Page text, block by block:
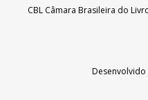
CBL Câmara Brasileira do